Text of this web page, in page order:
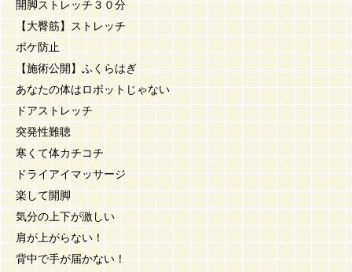
開脚ストレッチ３０分
【大臀筋】ストレッチ
ボケ防止
【施術公開】ふくらはぎ
あなたの体はロボットじゃない
ドアストレッチ
突発性難聴
寒くて体カチコチ
ドライアイマッサージ
楽して開脚
気分の上下が激しい
肩が上がらない！
背中で手が届かない！